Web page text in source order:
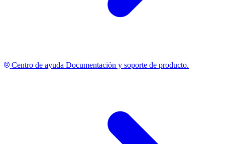
Centro de ayuda Documentación y soporte de producto.